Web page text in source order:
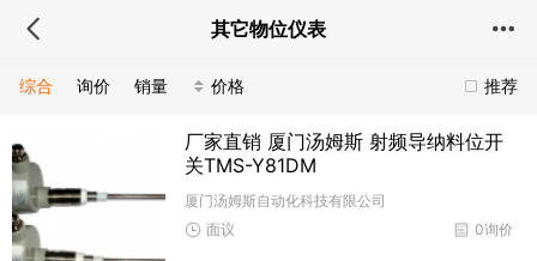
其它物位仪表
推荐
综合 询价 销量 价格
厂家直销 厦门汤姆斯 射频导纳料位开
关TMS-Y81DM
厦门汤姆斯自动化科技有限公司
0询价
面议